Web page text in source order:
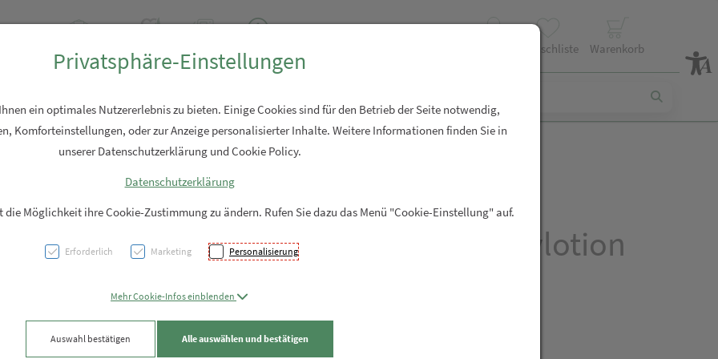
Wunschliste Warenkorb
Panier des Sens
Orangenblüte Bodylotion
18,91 EUR
Privatsphäre-Einstellungen
ein optimales Nutzererlebnis zu bieten. Einige Cookies sind für den Betrieb der Seite notwendig,
Komforteinstellungen, oder zur Anzeige personalisierter Inhalte. Weitere Informationen finden Sie in
unserer Datenschutzerklärung und Cookie Policy.
Datenschutzerklärung
die Möglichkeit ihre Cookie-Zustimmung zu ändern. Rufen Sie dazu das Menü "Cookie-Einstellung" auf.
Erforderlich Marketing Personalisierung
Mehr Cookie-Infos einblenden
Auswahl bestätigen Alle auswählen und bestätigen